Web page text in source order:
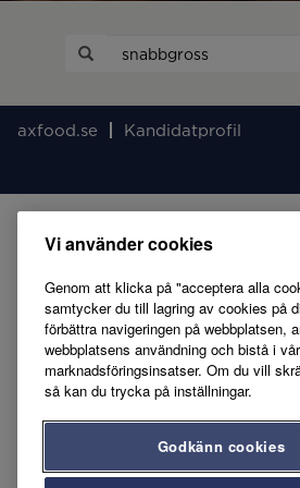
axfood.se Kandidatprofil
Vi använder cookies
Genom att klicka på "acceptera alla
samtycker du till lagring av cookies på
förbättra navigeringen på webbplatsen,
webbplatsens användning och bistå i
marknadsföringsinsatser. Om du vill
så kan du trycka på inställningar.
Godkänn cookies